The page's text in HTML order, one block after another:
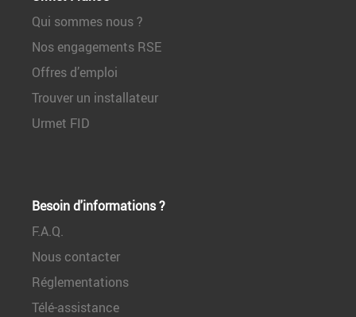
Qui sommes nous ?
Nos engagements RSE
Offres d’emploi
Trouver un installateur
Urmet FID
Besoin d'informations ?
F.A.Q.
Nous contacter
Réglementations
Télé-assistance